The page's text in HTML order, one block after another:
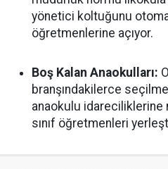
yönetici koltuğunu
öğretmenlerine açıyor.
Boş Kalan Anaokulları:
branşındakilerce
anaokulu idareciliklerine
sınıf öğretmenleri